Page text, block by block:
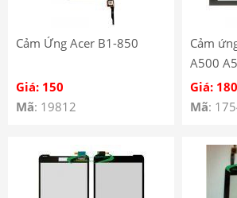
Cảm Ứng Acer B1-850
Giá: 150
Mã: 19812
Cảm
A500
Giá: 180
Mã: